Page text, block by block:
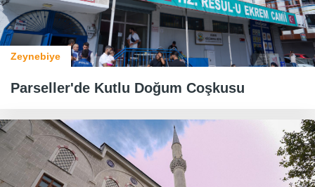
Zeynebiye
​​​​​​​Parseller'de Kutlu Doğum Coşkusu